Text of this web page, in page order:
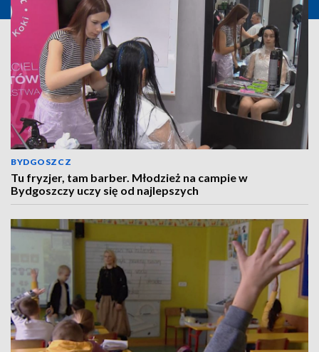
BYDGOSZCZ
Tu fryzjer, tam barber. Młodzież na campie w
Bydgoszczy uczy się od najlepszych